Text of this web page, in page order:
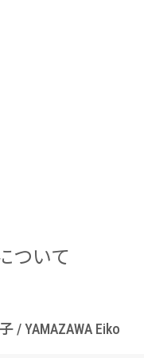
ついて
/ YAMAZAWA Eiko